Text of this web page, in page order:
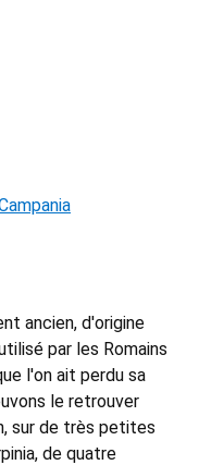
ancien, d'origine
par les Romains
l'on ait perdu sa
le retrouver
sur de très petites
de quatre